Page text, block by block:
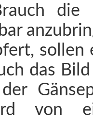
die
sollen
das
von